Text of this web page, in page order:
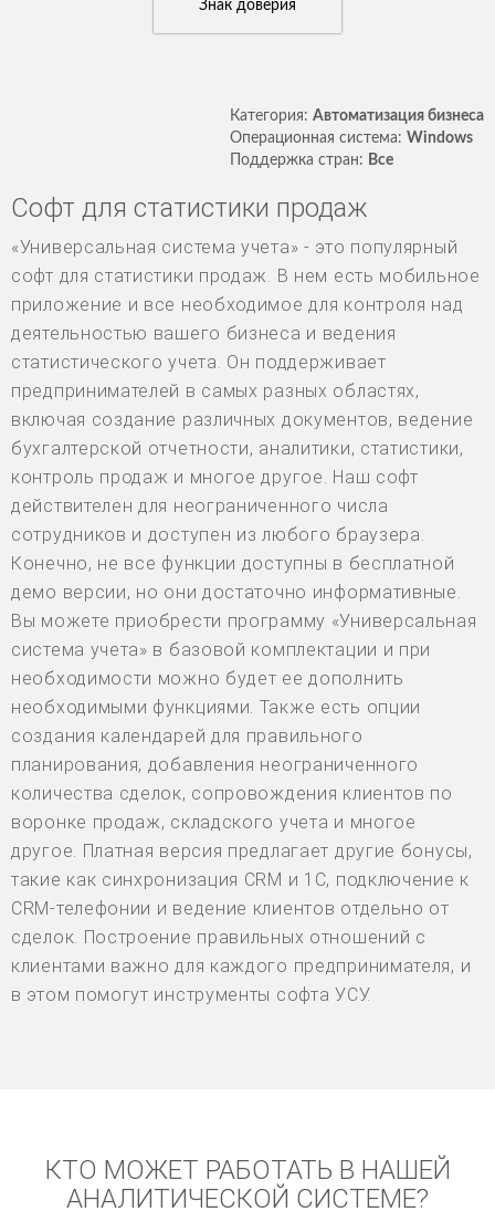
Знак доверия
Категория: Автоматизация бизнеса
Операционная система: Windows
Поддержка стран: Все
Софт для статистики продаж
«Универсальная система учета» - это популярный
софт для статистики продаж. В нем есть мобильное
приложение и все необходимое для контроля над
деятельностью вашего бизнеса и ведения
статистического учета. Он поддерживает
предпринимателей в самых разных областях,
включая создание различных документов, ведение
бухгалтерской отчетности, аналитики, статистики,
контроль продаж и многое другое. Наш софт
действителен для неограниченного числа
сотрудников и доступен из любого браузера.
Конечно, не все функции доступны в бесплатной
демо версии, но они достаточно информативные.
Вы можете приобрести программу «Универсальная
система учета» в базовой комплектации и при
необходимости можно будет ее дополнить
необходимыми функциями. Также есть опции
создания календарей для правильного
планирования, добавления неограниченного
количества сделок, сопровождения клиентов по
воронке продаж, складского учета и многое
другое. Платная версия предлагает другие бонусы,
такие как синхронизация CRM и 1С, подключение к
CRM-телефонии и ведение клиентов отдельно от
сделок. Построение правильных отношений с
клиентами важно для каждого предпринимателя, и
в этом помогут инструменты софта УСУ.
КТО МОЖЕТ РАБОТАТЬ В НАШЕЙ
АНАЛИТИЧЕСКОЙ СИСТЕМЕ?